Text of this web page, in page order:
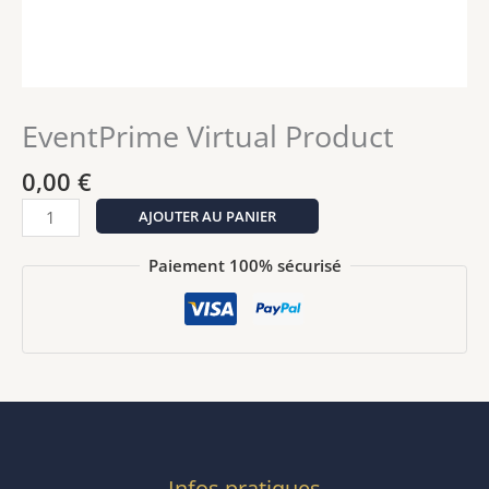
EventPrime Virtual Product
0,00 €
quantité
de
EventPrime
AJOUTER AU PANIER
Paiement 100% sécurisé